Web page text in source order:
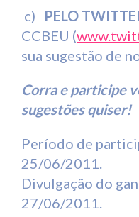
c) PELO
CCBEU (
sua sugestão de
Corra e participe
sugestões quiser!
Período de
25/06/2011.
Divulgação do
27/06/2011.